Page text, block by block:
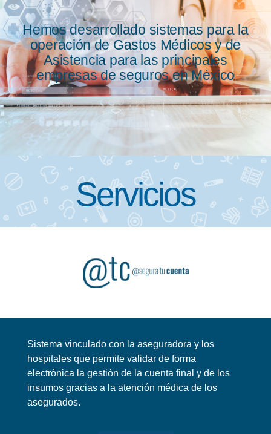
Hemos desarrollado sistemas para la
operación de Gastos Médicos y de
Asistencia para las principales
empresas de seguros en México
Servicios
Sistema vinculado con la aseguradora y los
hospitales que permite validar de forma
electrónica la gestión de la cuenta final y de los
insumos gracias a la atención médica de los
asegurados.